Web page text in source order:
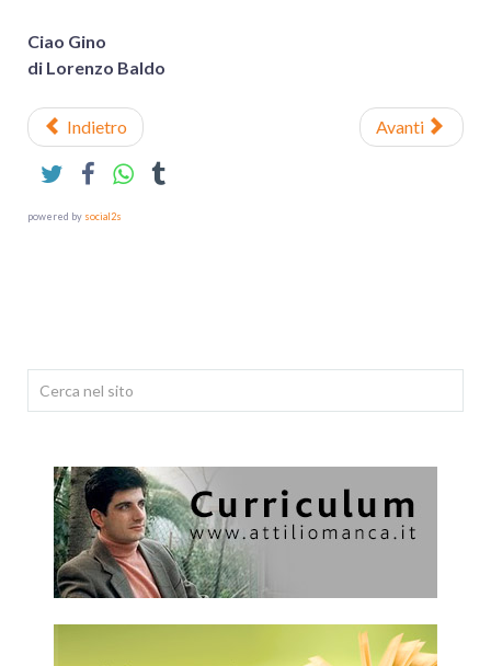
Ciao Gino
di Lorenzo Baldo
Indietro Avanti
powered by social2s
Cerca...